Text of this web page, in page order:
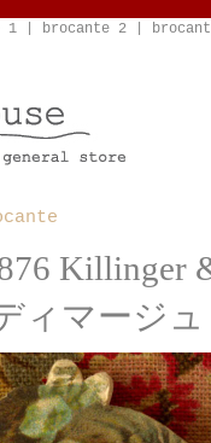
1 brocante 2
Killinger
ィマージュ